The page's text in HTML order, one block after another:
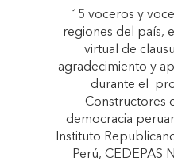
15 voceros y
regiones del país,
virtual de
agradecimiento y
durante el
Constructores
democracia
Instituto
Perú, CEDEPAS